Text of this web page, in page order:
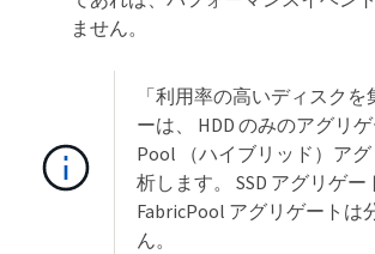
ません。
「利用率の高いディスク
ーは、 HDD のみのアグリ
Pool （ハイブリッド）ア
析します。 SSD アグリゲー
FabricPool アグリゲートは
ん。